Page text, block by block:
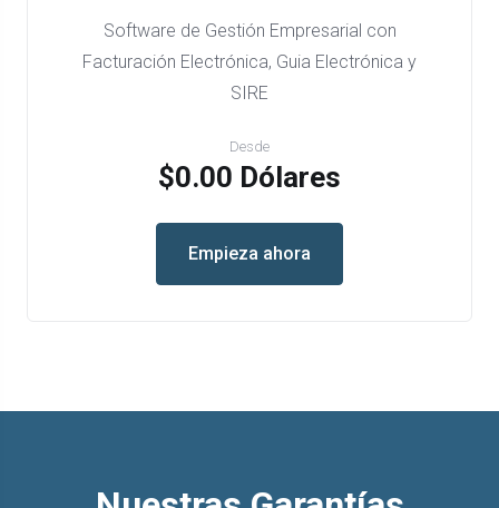
Software de Gestión Empresarial con
Facturación Electrónica, Guia Electrónica y
SIRE
Desde
$0.00 Dólares
Empieza ahora